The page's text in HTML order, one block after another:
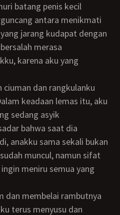
batang penis kecil
antara menikmati
jarang kudapat dengan
merasa
karena aku yang
keadaan lemas itu, aku
sedang asyik
bahwa saat dia
anakku sama sekali bukan
muncul, namun sifat
meniru semua yang
terus menyusu dan